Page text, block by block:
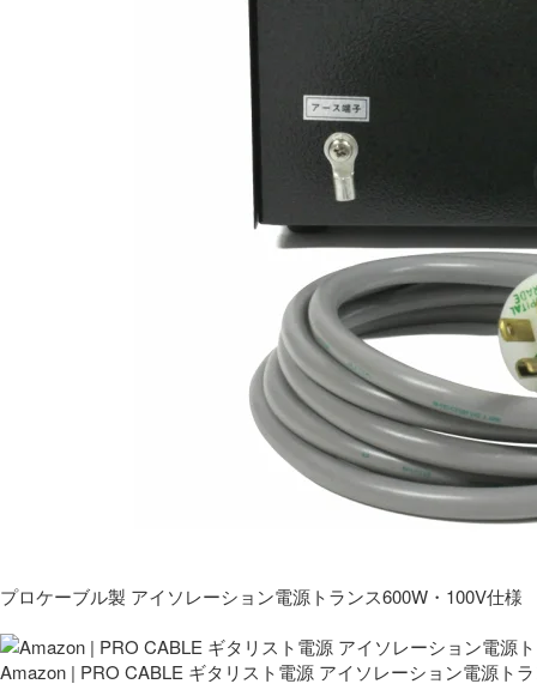
プロケーブル製 アイソレーション電源トランス600W・100V仕様
Amazon | PRO CABLE ギタリスト電源 アイソレーション電源ト